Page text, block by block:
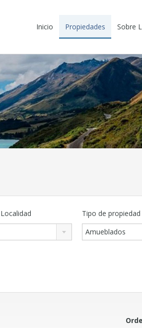
Inicio Propiedades Sobre
Tipo de propiedad
Amueblados